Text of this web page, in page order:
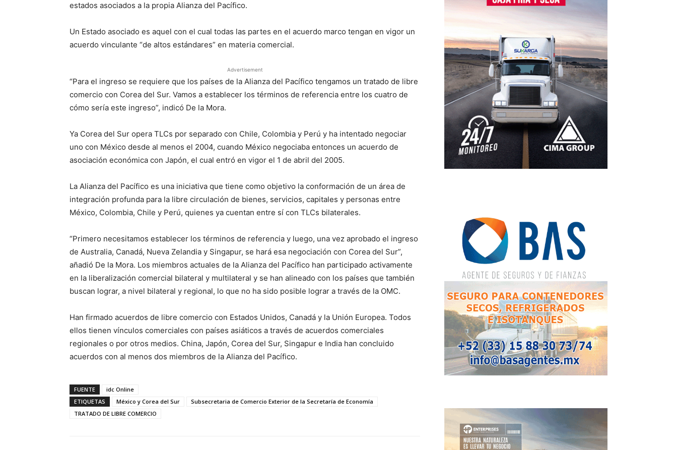
estados asociados a la propia Alianza del Pacífico.
Un Estado asociado es aquel con el cual todas las partes en el acuerdo marco tengan en vigor un
acuerdo vinculante “de altos estándares” en materia comercial.
Advertisement
“Para el ingreso se requiere que los países de la Alianza del Pacífico tengamos un tratado de libre
comercio con Corea del Sur. Vamos a establecer los términos de referencia entre los cuatro de
cómo sería este ingreso”, indicó De la Mora.
Ya Corea del Sur opera TLCs por separado con Chile, Colombia y Perú y ha intentado negociar
uno con México desde al menos el 2004, cuando México negociaba entonces un acuerdo de
asociación económica con Japón, el cual entró en vigor el 1 de abril del 2005.
La Alianza del Pacífico es una iniciativa que tiene como objetivo la conformación de un área de
integración profunda para la libre circulación de bienes, servicios, capitales y personas entre
México, Colombia, Chile y Perú, quienes ya cuentan entre sí con TLCs bilaterales.
“Primero necesitamos establecer los términos de referencia y luego, una vez aprobado el ingreso
de Australia, Canadá, Nueva Zelandia y Singapur, se hará esa negociación con Corea del Sur”,
añadió De la Mora. Los miembros actuales de la Alianza del Pacífico han participado activamente
en la liberalización comercial bilateral y multilateral y se han alineado con los países que también
buscan lograr, a nivel bilateral y regional, lo que no ha sido posible lograr a través de la OMC.
Han firmado acuerdos de libre comercio con Estados Unidos, Canadá y la Unión Europea. Todos
ellos tienen vínculos comerciales con países asiáticos a través de acuerdos comerciales
regionales o por otros medios. China, Japón, Corea del Sur, Singapur e India han concluido
acuerdos con al menos dos miembros de la Alianza del Pacífico.
FUENTE
idc Online
ETIQUETAS
México y Corea del Sur
Subsecretaria de Comercio Exterior de la Secretaría de Economía
TRATADO DE LIBRE COMERCIO